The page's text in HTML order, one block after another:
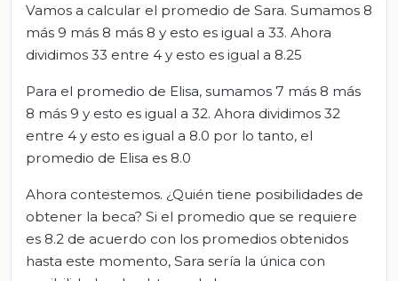
Vamos a calcular el promedio de Sara. Sumamos 8
más 9 más 8 más 8 y esto es igual a 33. Ahora
dividimos 33 entre 4 y esto es igual a 8.25
Para el promedio de Elisa, sumamos 7 más 8 más
8 más 9 y esto es igual a 32. Ahora dividimos 32
entre 4 y esto es igual a 8.0 por lo tanto, el
promedio de Elisa es 8.0
Ahora contestemos. ¿Quién tiene posibilidades de
obtener la beca? Si el promedio que se requiere
es 8.2 de acuerdo con los promedios obtenidos
hasta este momento, Sara sería la única con